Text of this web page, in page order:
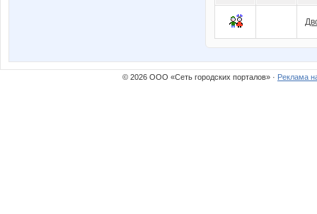
© 2026 ООО «Сеть городских порталов» · Реклама